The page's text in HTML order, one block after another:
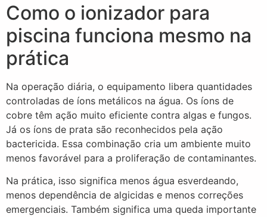
Como o ionizador para
piscina funciona mesmo na
prática
Na operação diária, o equipamento libera quantidades
controladas de íons metálicos na água. Os íons de
cobre têm ação muito eficiente contra algas e fungos.
Já os íons de prata são reconhecidos pela ação
bactericida. Essa combinação cria um ambiente muito
menos favorável para a proliferação de contaminantes.
Na prática, isso significa menos água esverdeando,
menos dependência de algicidas e menos correções
emergenciais. Também significa uma queda importante